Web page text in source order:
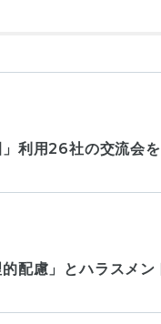
利用26社の交流会
配慮」とハラスメ